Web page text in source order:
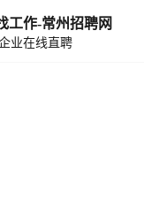
工作-常州招聘网
业在线直聘